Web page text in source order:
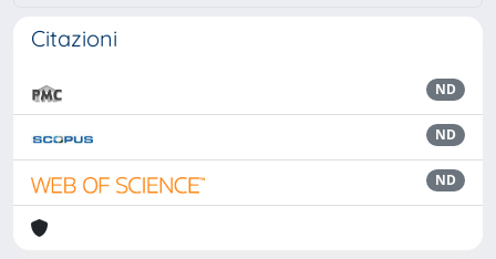
Citazioni
ND
ND
ND